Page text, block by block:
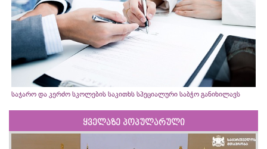
საჯარო და კერძო სკოლების საკითხს სპეციალური საბჭო განიხილავს
ყველაზე პოპულარული